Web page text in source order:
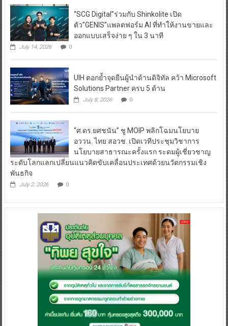
“SCG Digital”ร่วมกับ Shinkolite เปิด
ตัว”GENIS”แพลตฟอร์ม AI ที่ทำให้งานขายและ
ออกแบบเสร็จง่าย ๆ ใน 3 นาที
July 14, 2026 0
UIH ตอกย้ำจุดยืนผู้นำด้านดิจิทัล คว้า Microsoft
Solutions Partner ครบ 5 ด้าน
July 8, 2026 0
“ศ.ดร.ยศชนัน” ชู MOIP พลิกโฉมนโยบาย
อววน. ไทย สอวช. เปิดเวทีประชุมวิชาการ
นโยบายสาธารณะครั้งแรก ระดมผู้เชี่ยวชาญ
ระดับโลกแลกเปลี่ยนแนวคิดขับเคลื่อนประเทศด้วยนวัตกรรมเชิง
พันธกิจ
July 2, 2026 0